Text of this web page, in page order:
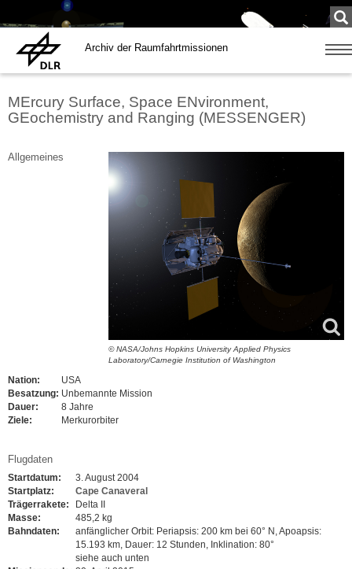
Archiv der Raumfahrtmissionen
Zeige
MErcury Surface, Space ENvironment,
GEochemistry and Ranging (MESSENGER)
© NASA/Johns Hopkins University Applied Physics
Laboratory/Carnegie Institution of Washington
Allgemeines
Nation:
USA
Besatzung: Unbemannte Mission
Dauer:
8 Jahre
Ziele:
Merkurorbiter
Flugdaten
Startdatum:
3. August 2004
Startplatz:
Cape Canaveral
Trägerrakete:
Delta II
Masse:
485,2 kg
Bahndaten:
anfänglicher Orbit: Periapsis: 200 km bei 60° N, Apoapsis:
15.193 km, Dauer: 12 Stunden, Inklination: 80°
siehe auch unten